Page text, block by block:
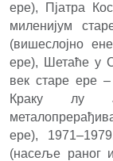
ере), Пјатра
миленијум
(вишеслојно
ере), Шетаће у
век старе ере
Краку лу
ере),
(насеље раног